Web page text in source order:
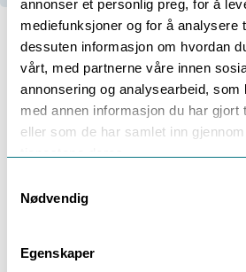
annonser et personlig preg, for å
mediefunksjoner og for å analysere
dessuten informasjon om hvordan
vårt, med partnerne våre innen
annonsering og analysearbeid, som
med annen informasjon du har gjort
eller som de har samlet inn
Nødvendig
Egenskaper
Beskrivelse
Smøremiddel med meget god
pasningsrust
-30/ +1200grC